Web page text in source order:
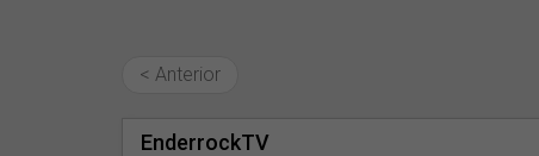
< Anterior
EnderrockTV